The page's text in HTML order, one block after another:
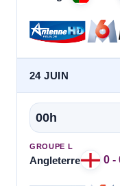
24 JUIN
00h
GROUPE L
Angleterre 0 -